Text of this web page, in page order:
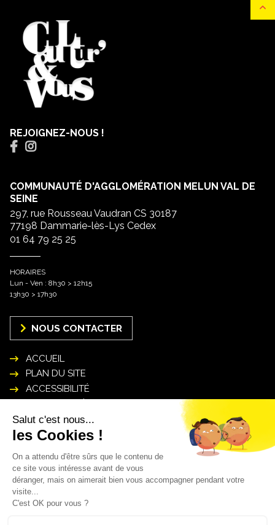
REJOIGNEZ-NOUS !
COMMUNAUTÉ D'AGGLOMÉRATION MELUN VAL DE
SEINE
297, rue Rousseau Vaudran CS 30187
77198 Dammarie-lès-Lys Cedex
01 64 79 25 25
HORAIRES
Lun - Ven : 8h30 > 12h15
13h30 > 17h30
NOUS CONTACTER
ACCUEIL
PLAN DU SITE
ACCESSIBILITÉ
POLITIQUE DE GESTION DES DONNÉES
PERSONNELLES
INSCRIPTION NEWSLETTER
Mon courriel* :